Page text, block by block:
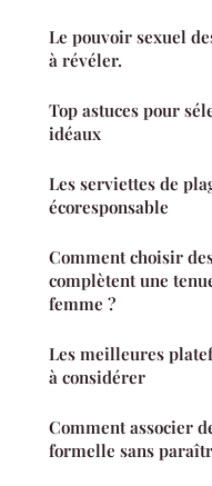
Le pouvoir sexuel
à révéler.
Top astuces pour
idéaux
Les serviettes de
écoresponsable
Comment choisir
complètent une
femme ?
Les meilleures
à considérer
Comment associer
formelle sans